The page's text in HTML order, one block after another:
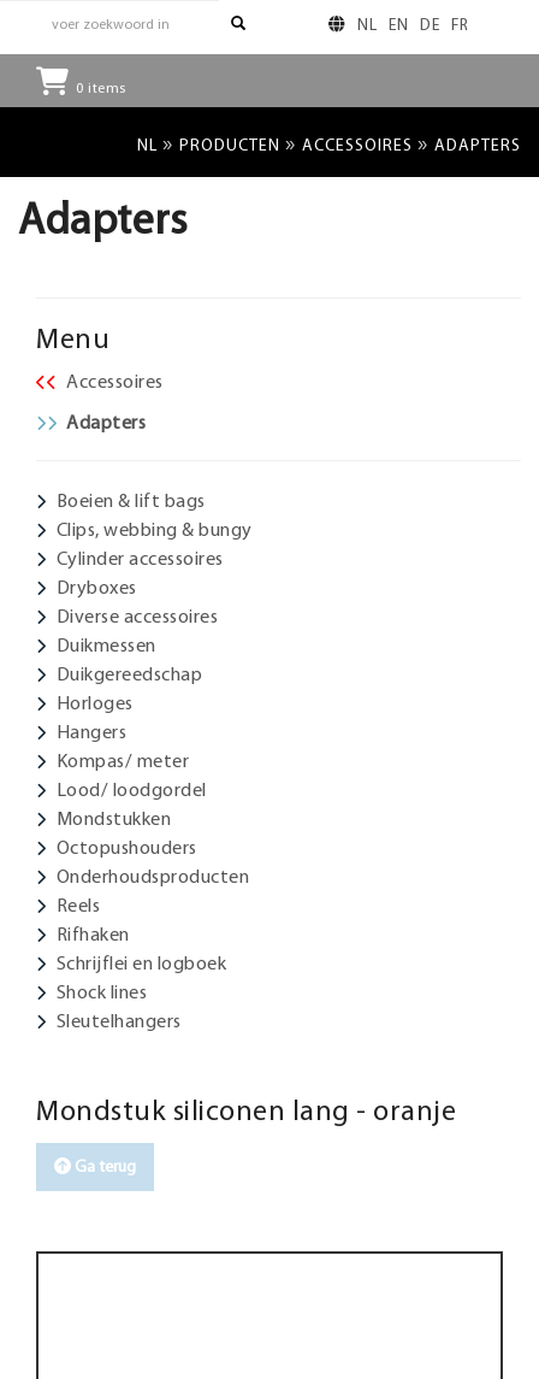
NL EN DE FR
0 items
NL » PRODUCTEN » ACCESSOIRES » ADAPTERS
Adapters
Menu
Accessoires
Adapters
Boeien & lift bags
Clips, webbing & bungy
Cylinder accessoires
Dryboxes
Diverse accessoires
Duikmessen
Duikgereedschap
Horloges
Hangers
Kompas/ meter
Lood/ loodgordel
Mondstukken
Octopushouders
Onderhoudsproducten
Reels
Rifhaken
Schrijflei en logboek
Shock lines
Sleutelhangers
Mondstuk siliconen lang - oranje
Ga terug